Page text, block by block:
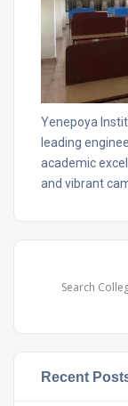
Yenepoya
leading
academic
and vibrant
Recent